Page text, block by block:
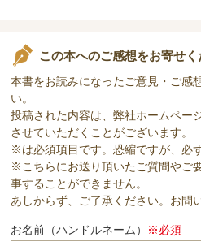
この本へのご感想をお寄せ
本書をお読みになったご意見・ご感
い。
投稿された内容は、弊社ホームペー
させていただくことがございます。
※は必須項目です。恐縮ですが、必
※こちらにお送り頂いたご質問やご
事することができません。
あしからず、ご了承ください。お問
お名前（ハンドルネーム） ※必須